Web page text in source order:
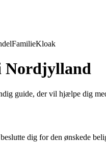
FamilieKloak
Nordjylland
guide, der vil hjælpe dig
dig for den ønskede